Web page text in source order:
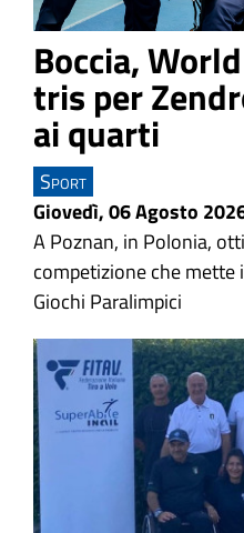
Boccia,
tris per
ai quarti
Sport
Giovedì, 06 Agosto
A Poznan, in Polonia,
competizione che mette
Giochi Paralimpici